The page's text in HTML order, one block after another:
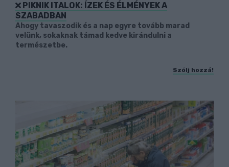
PIKNIK ITALOK: ÍZEK ÉS ÉLMÉNYEK A
SZABADBAN
Ahogy tavaszodik és a nap egyre tovább marad
velünk, sokaknak támad kedve kirándulni a
természetbe.
Szólj hozzá!